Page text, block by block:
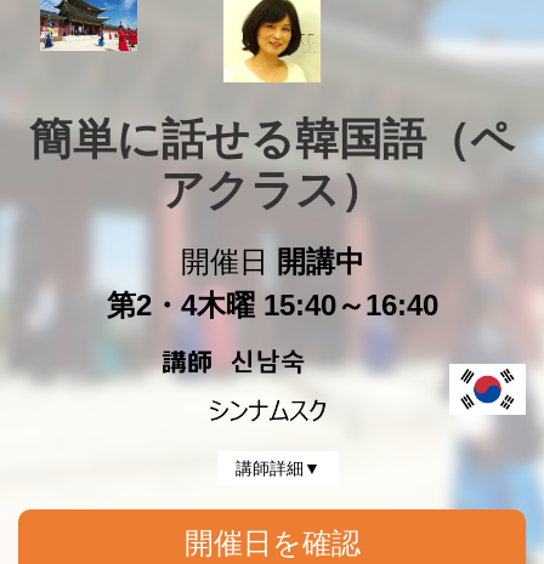
簡単に話せる韓国語（ペ
アクラス）
開催日
開講中
第2・4木曜 15:40～16:40
講師詳細▼
開催日を確認